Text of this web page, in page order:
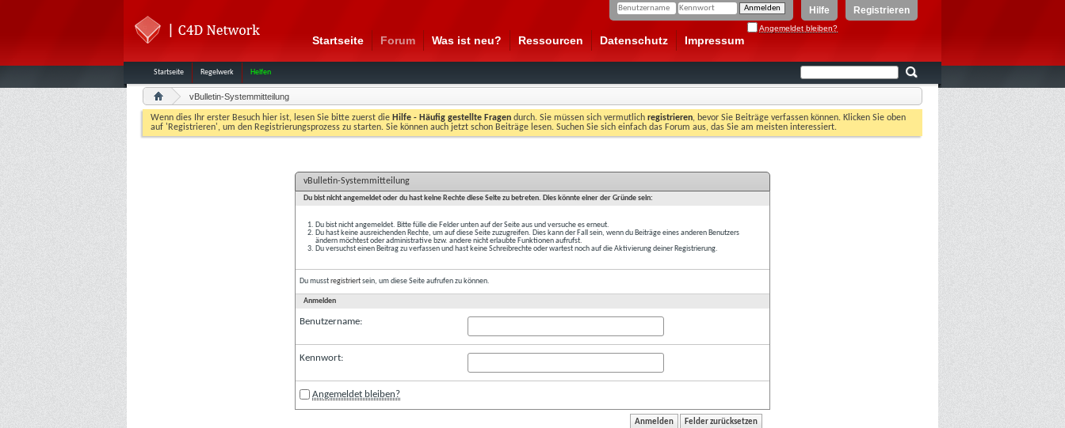
Registrieren
Hilfe
Angemeldet bleiben?
Startseite Forum
Startseite Regelwerk Helfen
Was ist neu? Ressourcen Datenschutz Impressum
vBulletin-Systemmitteilung
Wenn dies Ihr erster Besuch hier ist, lesen Sie bitte zuerst die Hilfe - Häufig gestellte Fragen durch. Sie müssen sich vermutlich registrieren, bevor Sie Beiträge verfassen können. Klicken Sie oben
auf 'Registrieren', um den Registrierungsprozess zu starten. Sie können auch jetzt schon Beiträge lesen. Suchen Sie sich einfach das Forum aus, das Sie am meisten interessiert.
vBulletin-Systemmitteilung
Du bist nicht angemeldet oder du hast keine Rechte diese Seite zu betreten. Dies könnte einer der Gründe sein:
Du bist nicht angemeldet. Bitte fülle die Felder unten auf der Seite aus und versuche es erneut.
Du hast keine ausreichenden Rechte, um auf diese Seite zuzugreifen. Dies kann der Fall sein, wenn du Beiträge eines anderen Benutzers
ändern möchtest oder administrative bzw. andere nicht erlaubte Funktionen aufrufst.
Du versuchst einen Beitrag zu verfassen und hast keine Schreibrechte oder wartest noch auf die Aktivierung deiner Registrierung.
Du musstregistriertsein, um diese Seite aufrufen zu können.
Anmelden
Benutzername:
Kennwort:
Angemeldet bleiben?